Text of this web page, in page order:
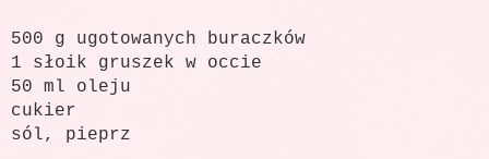
500 g ugotowanych buraczków
1 słoik gruszek w occie
50 ml oleju
cukier
sól, pieprz